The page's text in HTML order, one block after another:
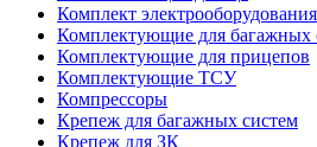
Комплект
Комплектующие для багажных
Комплектующие для прицепов
Комплектующие ТСУ
Компрессоры
Крепеж для багажных систем
Крепеж для ЗК